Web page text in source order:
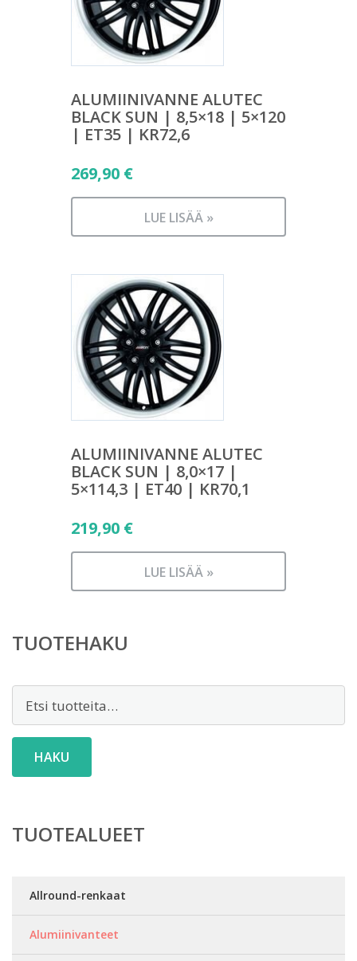
ALUMIINIVANNE ALUTEC
BLACK SUN | 8,5×18 | 5×120
| ET35 | KR72,6
269,90 €
LUE LISÄÄ »
ALUMIINIVANNE ALUTEC
BLACK SUN | 8,0×17 |
5×114,3 | ET40 | KR70,1
219,90 €
LUE LISÄÄ »
TUOTEHAKU
HAKU
TUOTEALUEET
Allround-renkaat
Alumiinivanteet